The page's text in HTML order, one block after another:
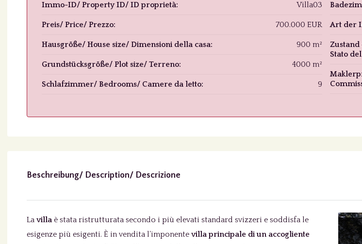
Immo-ID/ Property ID/ ID proprietà: Villa03
Preis/ Price/ Prezzo: 700.000 EUR
Hausgröße/ House size/ Dimensioni della casa: 900 m²
Grundstücksgröße/ Plot size/ Terreno: 4000 m²
Schlafzimmer/ Bedrooms/ Camere da letto: 9
Art der
Stato
Beschreibung/ Description/ Descrizione
La villa è stata ristrutturata secondo i più elevati standard svizzeri e soddisfa le
esigenze più esigenti. È in vendita l’imponente villa principale di un accogliente